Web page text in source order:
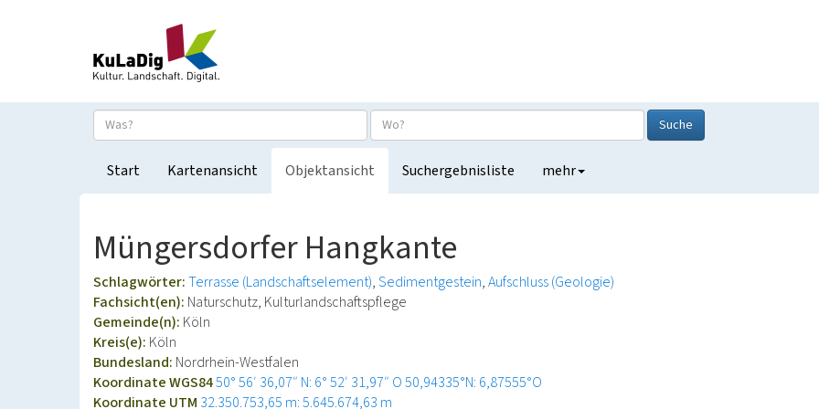
Suche
Start Kartenansicht Objektansicht Suchergebnisliste mehr
Müngersdorfer Hangkante
Schlagwörter:Terrasse (Landschaftselement) Sedimentgestein Aufschluss (Geologie)
Fachsicht(en): Naturschutz, Kulturlandschaftspflege
Gemeinde(n): Köln
Kreis(e): Köln
Bundesland: Nordrhein-Westfalen
Koordinate WGS8450° 56′ 36,07″ N: 6° 52′ 31,97″ O50,94335°N: 6,87555°O
Koordinate UTM 32.350.753,65 m: 5.645.674,63 m